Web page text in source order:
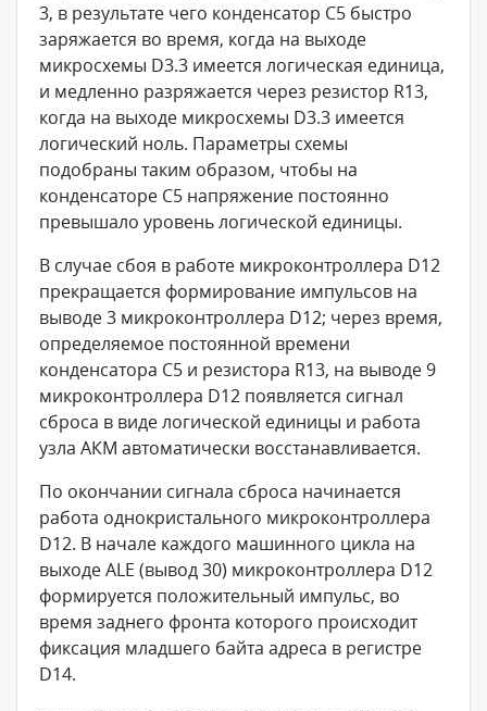
3, в результате чего конденсатор C5 быстро
заряжается во время, когда на выходе
микросхемы D3.3 имеется логическая единица,
и медленно разряжается через резистор R13,
когда на выходе микросхемы D3.3 имеется
логический ноль. Параметры схемы
подобраны таким образом, чтобы на
конденсаторе C5 напряжение постоянно
превышало уровень логической единицы.
В случае сбоя в работе микроконтроллера D12
прекращается формирование импульсов на
выводе 3 микроконтроллера D12; через время,
определяемое постоянной времени
конденсатора C5 и резистора R13, на выводе 9
микроконтроллера D12 появляется сигнал
сброса в виде логической единицы и работа
узла АКМ автоматически восстанавливается.
По окончании сигнала сброса начинается
работа однокристального микроконтроллера
D12. В начале каждого машинного цикла на
выходе ALE (вывод 30) микроконтроллера D12
формируется положительный импульс, во
время заднего фронта которого происходит
фиксация младшего байта адреса в регистре
D14.